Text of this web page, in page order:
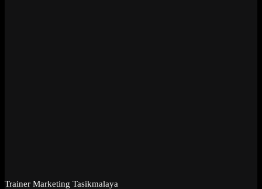
Trainer Marketing Tasikmalaya